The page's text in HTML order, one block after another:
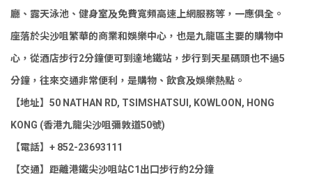
廳、露天泳池、健身室及免費寬頻高速上網服務等，一應俱全。
座落於尖沙咀繁華的商業和娛樂中心，也是九龍區主要的購物中
心，從酒店步行2分鐘便可到達地鐵站，步行到天星碼頭也不過5
分鐘，往來交通非常便利，是購物、飲食及娛樂熱點。
【地址】50 NATHAN RD, TSIMSHATSUI, KOWLOON, HONG
KONG (香港九龍尖沙咀彌敦道50號)
【電話】+ 852-23693111
【交通】距離港鐵尖沙咀站C1出口步行約2分鐘